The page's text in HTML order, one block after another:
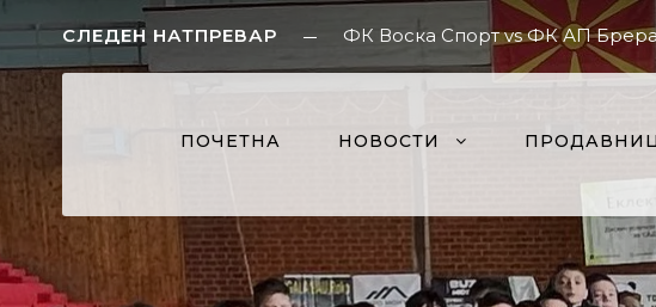
СЛЕДЕН НАТПРЕВАР ФК Воска Спорт vs ФК АП
ПОЧЕТНА НОВОСТИ